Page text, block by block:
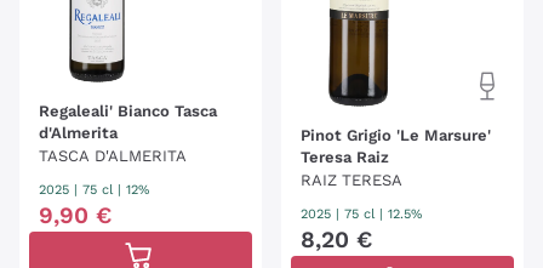
Regaleali' Bianco Tasca
d'Almerita
TASCA D'ALMERITA
2025 75 cl | 12%
9,90 €
Pinot Grigio 'Le Marsure'
Teresa Raiz
RAIZ TERESA
2025 75 cl | 12.5%
8,20 €